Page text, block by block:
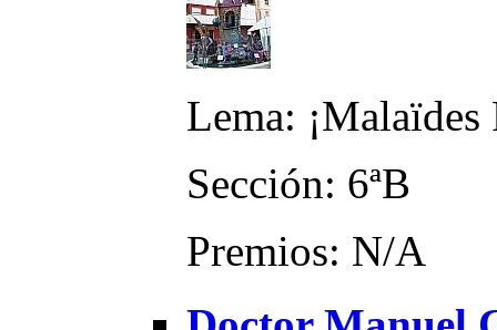
Lema: ¡Malaïdes
Sección: 6ªB
Premios: N/A